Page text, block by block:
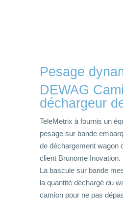
Pesage
DEWAG
déchargeur
TeleMetrix à fournis un
pesage sur bande
de déchargement wagon
client Brunome Inovation.
La bascule sur bande
la quantité déchargé du
camion pour ne pas